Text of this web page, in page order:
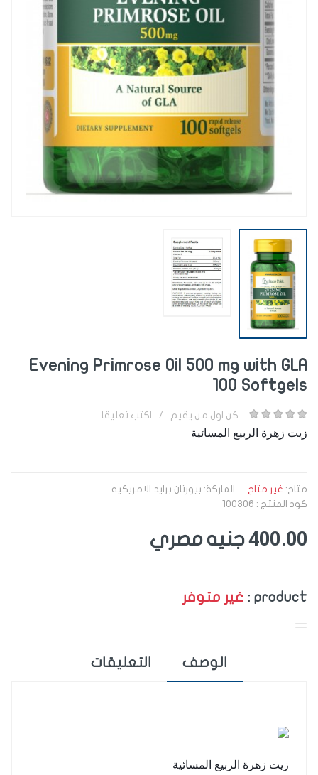
Evening Primrose Oil 500 mg with GLA
100 Softgels
كن اول من يقيم / اكتب تعليقا
زيت زهرة الربيع المسائية
متاح: غير متاح الماركة: بيورتان برايد الامريكيه
كود المنتج : 100306
400.00 جنيه مصري
product : غير متوفر
الوصف التعليقات
زيت زهرة الربيع المسائية